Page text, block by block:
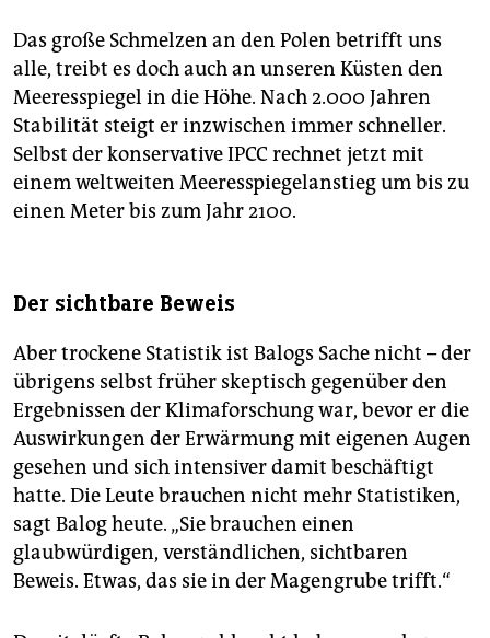
Das große Schmelzen an den Polen betrifft uns
alle, treibt es doch auch an unseren Küsten den
Meeresspiegel in die Höhe. Nach 2.000 Jahren
Stabilität steigt er inzwischen immer schneller.
Selbst der konservative IPCC rechnet jetzt mit
einem weltweiten Meeresspiegelanstieg um bis zu
einen Meter bis zum Jahr 2100.
Der sichtbare Beweis
Aber trockene Statistik ist Balogs Sache nicht – der
übrigens selbst früher skeptisch gegenüber den
Ergebnissen der Klimaforschung war, bevor er die
Auswirkungen der Erwärmung mit eigenen Augen
gesehen und sich intensiver damit beschäftigt
hatte. Die Leute brauchen nicht mehr Statistiken,
sagt Balog heute. „Sie brauchen einen
glaubwürdigen, verständlichen, sichtbaren
Beweis. Etwas, das sie in der Magengrube trifft.“